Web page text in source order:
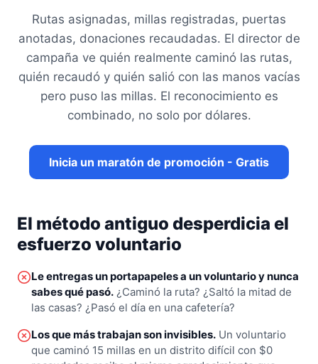
Rutas asignadas, millas registradas, puertas
anotadas, donaciones recaudadas. El director de
campaña ve quién realmente caminó las rutas,
quién recaudó y quién salió con las manos vacías
pero puso las millas. El reconocimiento es
combinado, no solo por dólares.
Inicia un maratón de promoción - Gratis
El método antiguo desperdicia el
esfuerzo voluntario
Le entregas un portapapeles a un voluntario y nunca
sabes qué pasó. ¿Caminó la ruta? ¿Saltó la mitad de
las casas? ¿Pasó el día en una cafetería?
Los que más trabajan son invisibles. Un voluntario
que caminó 15 millas en un distrito difícil con $0